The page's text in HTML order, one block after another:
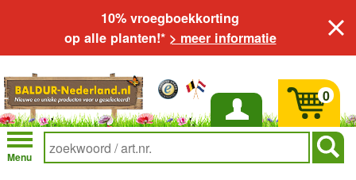
10% vroegboekkorting
op alle planten!* > meer informatie
Inloggen
Menu
0